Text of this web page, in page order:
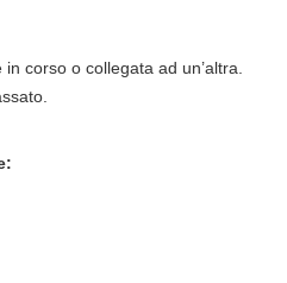
in corso o collegata ad un’altra.